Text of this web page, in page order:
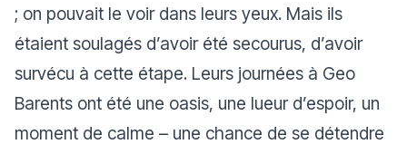
; on pouvait le voir dans leurs yeux. Mais ils
étaient soulagés d’avoir été secourus, d’avoir
survécu à cette étape. Leurs journées à Geo
Barents ont été une oasis, une lueur d’espoir, un
moment de calme – une chance de se détendre